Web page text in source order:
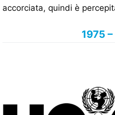
accorciata, quindi è
1975